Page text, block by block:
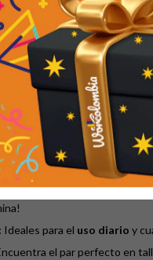
perfecto que combine
aventuras diarias, sino que
que les
tenis deportivos réplica
donde quiera que vayan!
Cuentan con un práctico
Fabricados con material
Ideales para el uso diario y
el par perfecto en